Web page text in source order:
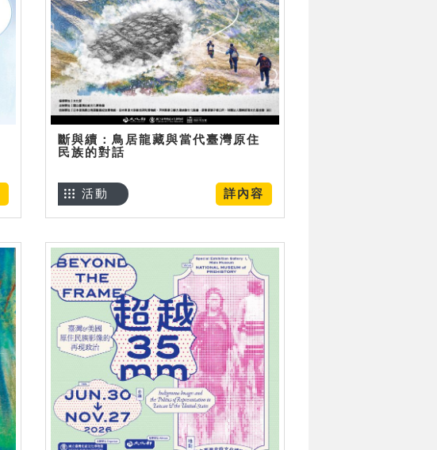
斷與續：鳥居龍藏與當代臺灣原住
民族的對話
詳內容
活動